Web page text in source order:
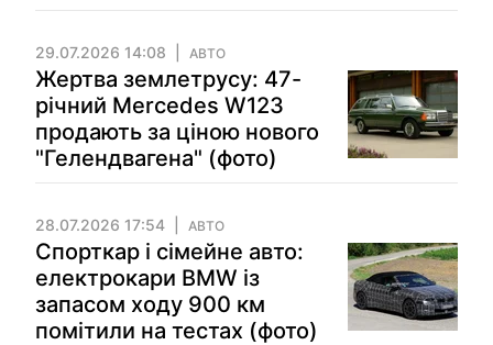
29.07.2026 14:08 АВТО
Жертва землетрусу: 47-
річний Mercedes W123
продають за ціною нового
"Гелендвагена" (фото)
28.07.2026 17:54 АВТО
Спорткар і сімейне авто:
електрокари BMW із
запасом ходу 900 км
помітили на тестах (фото)